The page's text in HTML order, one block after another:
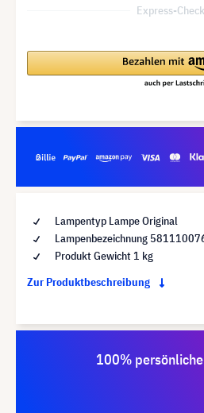
Express-
Lampentyp Lampe Original
Lampenbezeichnung
Produkt Gewicht 1 kg
Zur Produktbeschreibung
100%